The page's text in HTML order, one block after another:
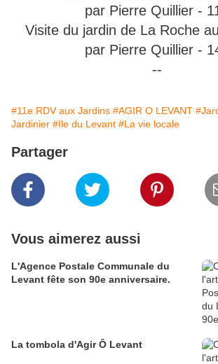
par Pierre Quillier -
Visite du jardin de La Roche
par Pierre Quillier -
--
#11e RDV aux Jardins #AGIR O LEVANT
Jardinier #Ile du Levant #La vie locale
Partager
Vous aimerez aussi
L'Agence Postale Communale du
Levant fête son 90e anniversaire.
La tombola d'Agir Ô Levant